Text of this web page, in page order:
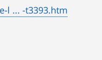
l ... -t3393.htm